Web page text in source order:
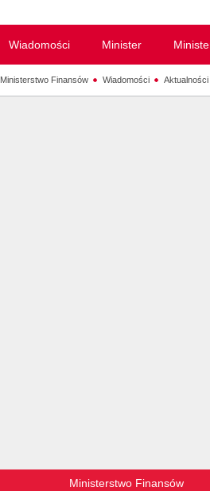
Wiadomości Minister
Ministerstwo Finansów Wiadomości Aktualności
Ministerstwo Finansów